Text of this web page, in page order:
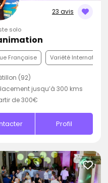
23 avis
solo
Française Variété Internationale
(92)
jusqu’à 300 kms
de 300€
Profil